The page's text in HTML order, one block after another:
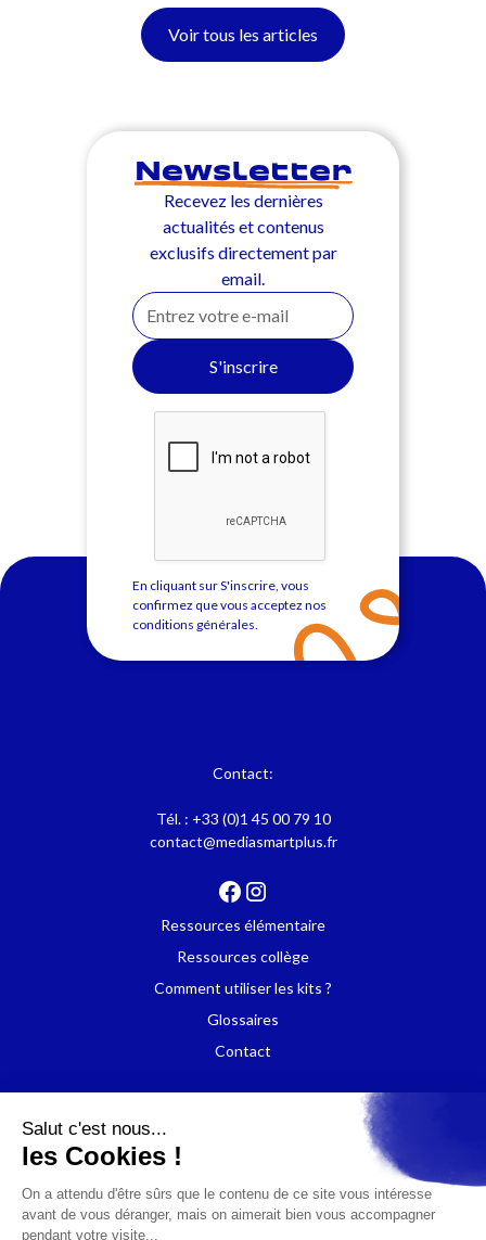
Voir tous les articles
Newsletter
Recevez les dernières
actualités et contenus
exclusifs directement par
email.
En cliquant sur S'inscrire, vous
confirmez que vous acceptez nos
conditions générales
Contact:
Tél. : +33 (0)1 45 00 79 10
contact@mediasmartplus.fr
Ressources élémentaire
Ressources collège
Comment utiliser les kits ?
Glossaires
Contact